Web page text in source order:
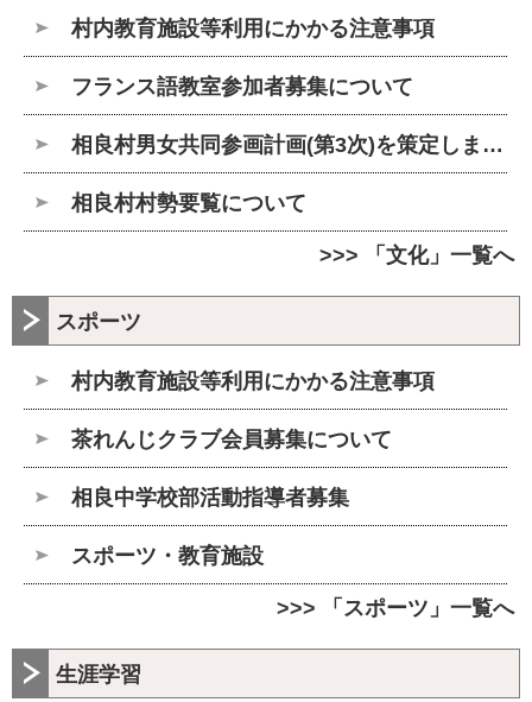
村内教育施設等利用にかかる注意事項
フランス語教室参加者募集について
相良村男女共同参画計画(第3次)を策定しました
相良村村勢要覧について
>>> 「文化」一覧へ
スポーツ
村内教育施設等利用にかかる注意事項
茶れんじクラブ会員募集について
相良中学校部活動指導者募集
スポーツ・教育施設
>>> 「スポーツ」一覧へ
生涯学習